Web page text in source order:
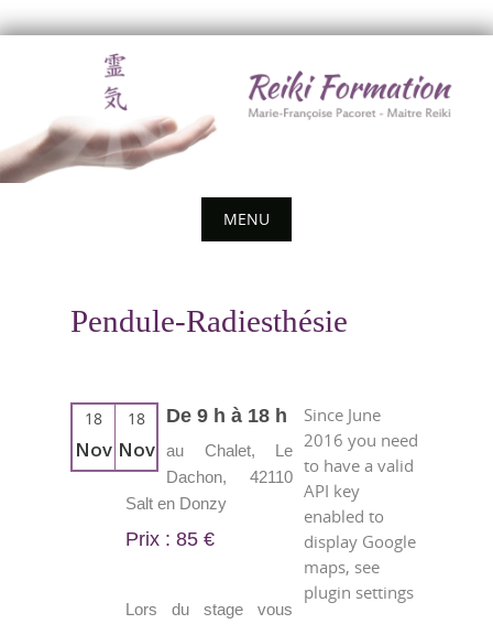
MENU
Pendule-Radiesthésie
18
Nov
18
Nov
Since June
2016 you need
to have a valid
API key
enabled to
display Google
maps, see
plugin settings
De 9 h à 18 h
au Chalet, Le
Dachon, 42110
Salt en Donzy
Prix : 85 €
Lors du stage vous